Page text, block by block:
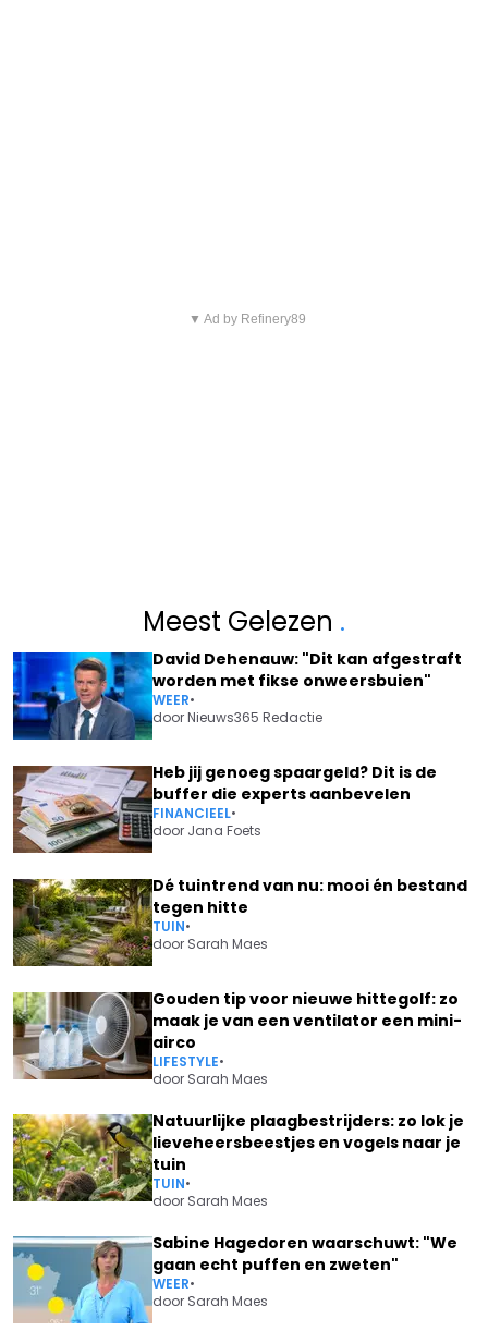
▼ Ad by Refinery89
Meest Gelezen .
David Dehenauw: "Dit kan afgestraft
worden met fikse onweersbuien"
WEER•
doorNieuws365 Redactie
Heb jij genoeg spaargeld? Dit is de
buffer die experts aanbevelen
FINANCIEEL•
door Jana Foets
Dé tuintrend van nu: mooi én bestand
tegen hitte
TUIN•
door Sarah Maes
Gouden tip voor nieuwe hittegolf: zo
maak je van een ventilator een mini-
airco
LIFESTYLE•
door Sarah Maes
Natuurlijke plaagbestrijders: zo lok je
lieveheersbeestjes en vogels naar je
tuin
TUIN•
door Sarah Maes
Sabine Hagedoren waarschuwt: "We
gaan echt puffen en zweten"
WEER•
door Sarah Maes